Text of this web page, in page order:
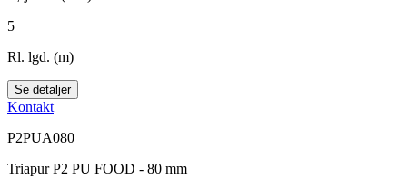
5
Rl. lgd. (m)
Se detaljer
Kontakt
P2PUA080
Triapur P2 PU FOOD - 80 mm